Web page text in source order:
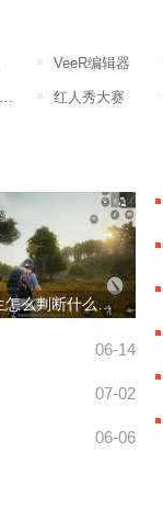
VeeR编辑器
红人秀大赛
绝地求生怎么判断什么方向开枪
06-14
07-02
06-06